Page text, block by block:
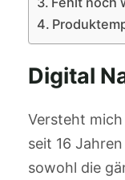
Digital
Versteht
seit 16
sowohl die